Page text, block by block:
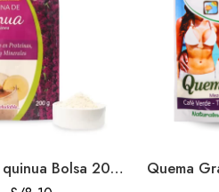
Harina de quinua Bolsa 200gr